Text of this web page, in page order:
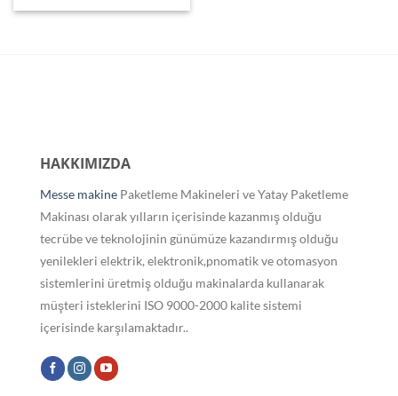
HAKKIMIZDA
Messe makine Paketleme Makineleri ve Yatay Paketleme
Makinası olarak yılların içerisinde kazanmış olduğu
tecrübe ve teknolojinin günümüze kazandırmış olduğu
yenilekleri elektrik, elektronik,pnomatik ve otomasyon
sistemlerini üretmiş olduğu makinalarda kullanarak
müşteri isteklerini ISO 9000-2000 kalite sistemi
içerisinde karşılamaktadır..